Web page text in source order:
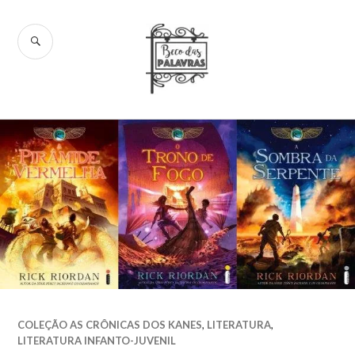
content
Beco das
Palavras
SEARCH
COLEÇÃO AS CRÔNICAS DOS KANES, LITERATURA,
LITERATURA INFANTO-JUVENIL